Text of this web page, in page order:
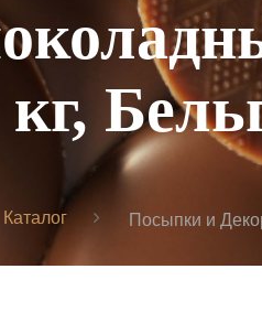
Каталог Посыпки и